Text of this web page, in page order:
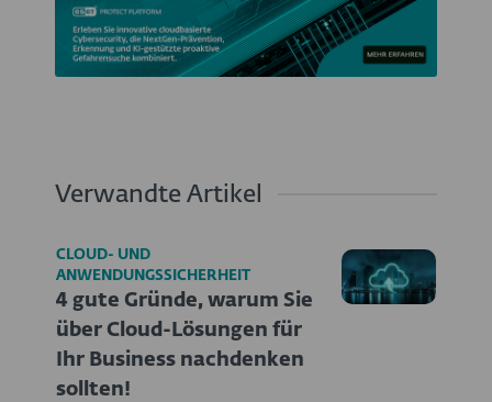
Verwandte Artikel
CLOUD- UND
ANWENDUNGSSICHERHEIT
4 gute Gründe, warum Sie
über Cloud-Lösungen für
Ihr Business nachdenken
sollten!